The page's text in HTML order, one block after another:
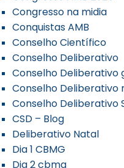
Congresso na midia
Conquistas AMB
Conselho Científico
Conselho Deliberativo
Conselho Deliberativo
Conselho Deliberativo
Conselho Deliberativo
CSD – Blog
Deliberativo Natal
Dia 1 CBMG
Dia 2 cbmg